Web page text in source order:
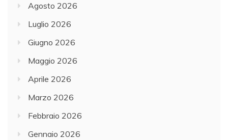
Agosto 2026
Luglio 2026
Giugno 2026
Maggio 2026
Aprile 2026
Marzo 2026
Febbraio 2026
Gennaio 2026